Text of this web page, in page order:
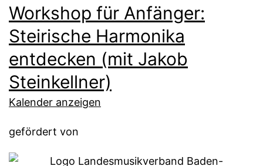
Workshop für Anfänger:
Steirische Harmonika
entdecken (mit Jakob
Steinkellner)
Kalender anzeigen
gefördert von